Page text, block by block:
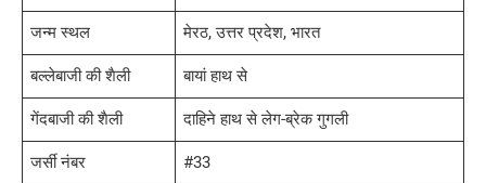
जन्म स्थल मेरठ, उत्तर प्रदेश, भारत
बल्लेबाजी की शैली बायां हाथ से
गेंदबाजी की शैली दाहिने हाथ से लेग-ब्रेक गुगली
जर्सी नंबर #33